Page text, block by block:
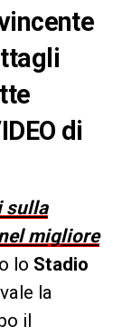
di
sulla
migliore
lo Stadio
la
il